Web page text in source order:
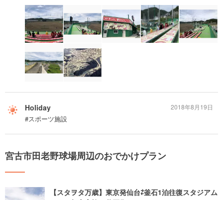
Holiday
#スポーツ施設
2018年8月19日
宮古市田老野球場周辺のおでかけプラン
【スタヲタ万歳】東京発仙台⇄釜石1泊往復スタジアム